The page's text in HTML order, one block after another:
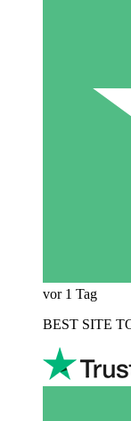
vor 1 Tag
BEST SITE